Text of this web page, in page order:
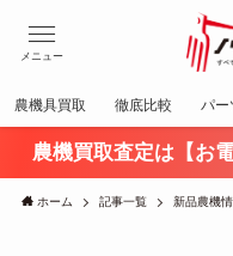
メニュー
農機具買取 徹底比較 パー
農機買取査定は【お
ホーム 記事一覧 新品農機